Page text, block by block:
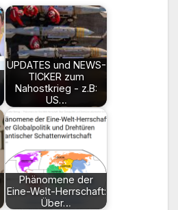
UPDATES und NEWS-
TICKER zum
Nahostkrieg - z.B:
US…
Phänomene der
Eine-Welt-Herrschaft:
Über…